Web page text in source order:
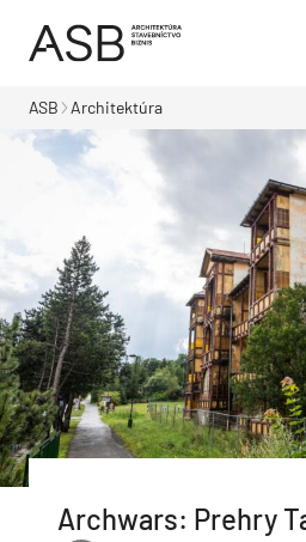
ASB Architektúra
Archwars: Prehry